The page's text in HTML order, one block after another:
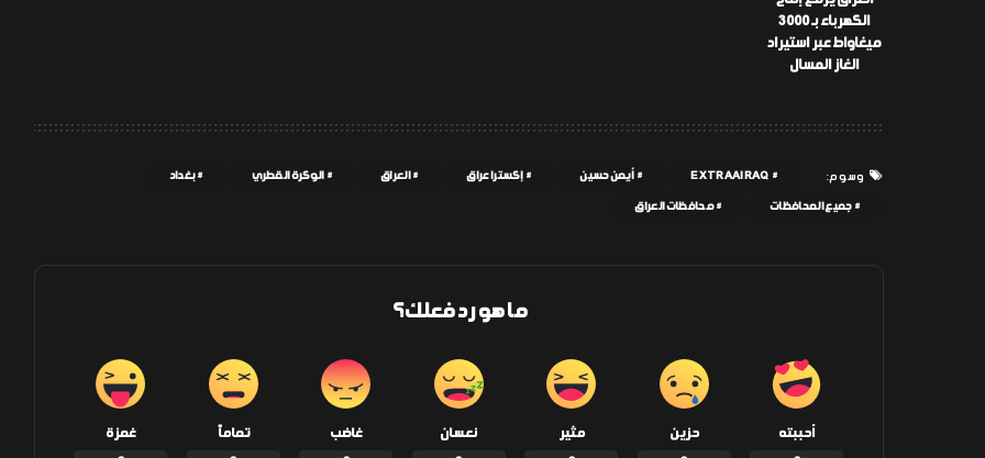
الكهرباء بـ 3000
ميغاواط عبر استيراد
الغاز المسال
وسوم: EXTRAAIRAQ أيمن حسين إكسترا عراق العراق الوكرة القطري بغداد
جميع المحافظات محافظات العراق
ما هو رد فعلك؟
أحببته حزين مثير نعسان غاضب تماماً غمزة